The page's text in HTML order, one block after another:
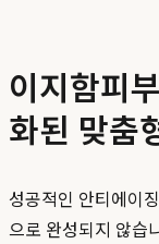
이지함피
화된 맞춤
성공적인 안티에이
으로 완성되지 않습